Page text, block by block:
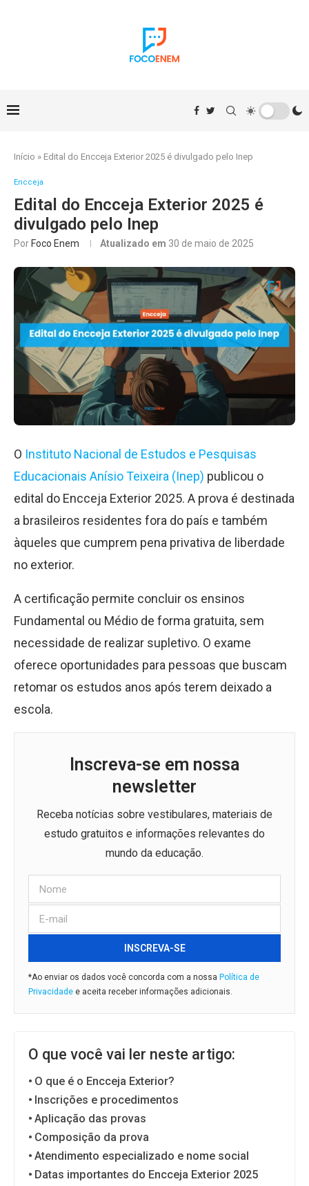
Início » Edital do Encceja Exterior 2025 é divulgado pelo Inep
Encceja
Edital do Encceja Exterior 2025 é
divulgado pelo Inep
Por Foco Enem Atualizado em 30 de maio de 2025
O Instituto Nacional de Estudos e Pesquisas
Educacionais Anísio Teixeira (Inep) publicou o
edital do Encceja Exterior 2025. A prova é destinada
a brasileiros residentes fora do país e também
àqueles que cumprem pena privativa de liberdade
no exterior.
A certificação permite concluir os ensinos
Fundamental ou Médio de forma gratuita, sem
necessidade de realizar supletivo. O exame
oferece oportunidades para pessoas que buscam
retomar os estudos anos após terem deixado a
escola.
Inscreva-se em nossa
newsletter
Receba notícias sobre vestibulares, materiais de
estudo gratuitos e informações relevantes do
mundo da educação.
INSCREVA-SE
*Ao enviar os dados você concorda com a nossa Política de
Privacidade e aceita receber informações adicionais.
O que você vai ler neste artigo:
O que é o Encceja Exterior?
Inscrições e procedimentos
Aplicação das provas
Composição da prova
Atendimento especializado e nome social
Datas importantes do Encceja Exterior 2025